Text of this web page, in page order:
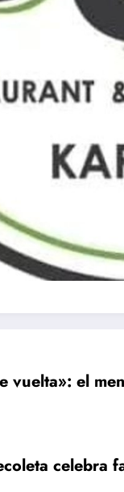
vuelta»: el
celebra